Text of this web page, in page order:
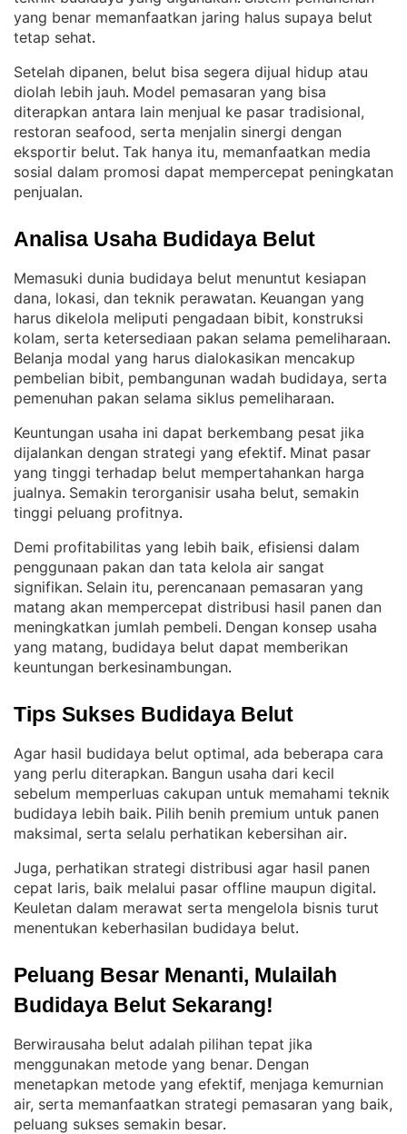
yang benar memanfaatkan jaring halus supaya belut
tetap sehat.
Setelah dipanen, belut bisa segera dijual hidup atau
diolah lebih jauh. Model pemasaran yang bisa
diterapkan antara lain menjual ke pasar tradisional,
restoran seafood, serta menjalin sinergi dengan
eksportir belut. Tak hanya itu, memanfaatkan media
sosial dalam promosi dapat mempercepat peningkatan
penjualan.
Analisa Usaha Budidaya Belut
Memasuki dunia budidaya belut menuntut kesiapan
dana, lokasi, dan teknik perawatan. Keuangan yang
harus dikelola meliputi pengadaan bibit, konstruksi
kolam, serta ketersediaan pakan selama pemeliharaan
Belanja modal yang harus dialokasikan mencakup
pembelian bibit, pembangunan wadah budidaya, serta
pemenuhan pakan selama siklus pemeliharaan.
Keuntungan usaha ini dapat berkembang pesat jika
dijalankan dengan strategi yang efektif. Minat pasar
yang tinggi terhadap belut mempertahankan harga
jualnya. Semakin terorganisir usaha belut, semakin
tinggi peluang profitnya.
Demi profitabilitas yang lebih baik, efisiensi dalam
penggunaan pakan dan tata kelola air sangat
signifikan. Selain itu, perencanaan pemasaran yang
matang akan mempercepat distribusi hasil panen dan
meningkatkan jumlah pembeli. Dengan konsep usaha
yang matang, budidaya belut dapat memberikan
keuntungan berkesinambungan.
Tips Sukses Budidaya Belut
Agar hasil budidaya belut optimal, ada beberapa cara
yang perlu diterapkan. Bangun usaha dari kecil
sebelum memperluas cakupan untuk memahami teknik
budidaya lebih baik. Pilih benih premium untuk panen
maksimal, serta selalu perhatikan kebersihan air.
Juga, perhatikan strategi distribusi agar hasil panen
cepat laris, baik melalui pasar offline maupun digital
Keuletan dalam merawat serta mengelola bisnis turut
menentukan keberhasilan budidaya belut.
Peluang Besar Menanti, Mulailah
Budidaya Belut Sekarang!
Berwirausaha belut adalah pilihan tepat jika
menggunakan metode yang benar. Dengan
menetapkan metode yang efektif, menjaga kemurnian
air, serta memanfaatkan strategi pemasaran yang baik,
peluang sukses semakin besar.